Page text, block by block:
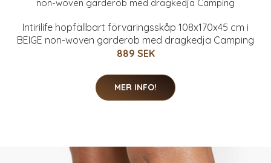
Intirilife hopfällbart förvaringsskåp 108x170x45 cm i
BEIGE non-woven garderob med dragkedja Camping
889 SEK
MER INFO!